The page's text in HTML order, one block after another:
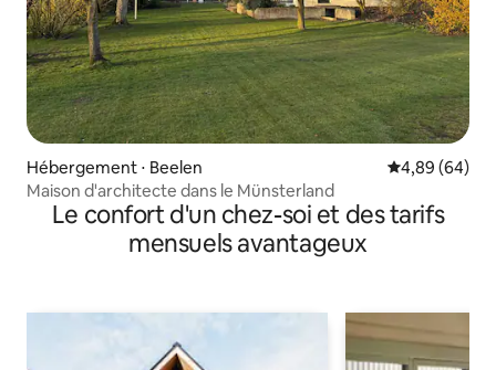
Hébergement ⋅ Beelen Évaluation
4,89 (64)
Maison d'architecte dans le Münsterland
Le confort d'un chez-soi et des tarifs
mensuels avantageux